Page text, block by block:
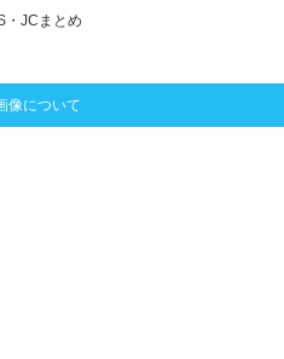
・JCまとめ
像について